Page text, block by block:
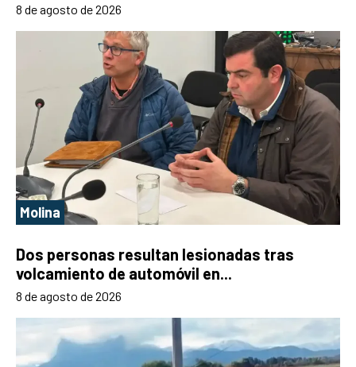
8 de agosto de 2026
Molina
Dos personas resultan lesionadas tras
volcamiento de automóvil en...
8 de agosto de 2026